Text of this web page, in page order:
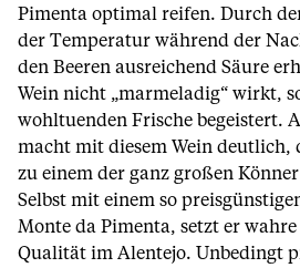
Pimenta optimal reifen. Durch
der Temperatur während der
den Beeren ausreichend Säure
Wein nicht „marmeladig“ wirkt,
wohltuenden Frische begeistert.
macht mit diesem Wein deutlich,
zu einem der ganz großen
Selbst mit einem so
Monte da Pimenta, setzt er
Qualität im Alentejo. Unbedingt